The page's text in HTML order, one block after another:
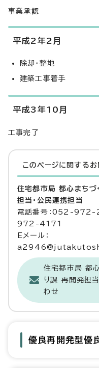
事業承認
平成2年2月
除却・整地
建築工事着手
平成3年10月
工事完了
このページに関する お
住宅都市局 都心まちづ
担当・公民連携担当
電話番号：052-
972-4171
Eメール：
住宅都市局 都
り課 再開発担
わせ
優良再開発型優